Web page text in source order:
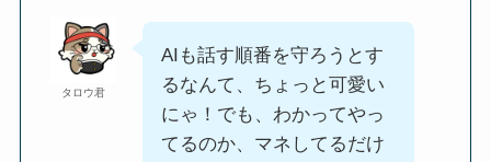
タロウ君
AIも話す順番を守ろうとす
るなんて、ちょっと可愛い
にゃ！でも、わかってやっ
てるのか、マネしてるだけ